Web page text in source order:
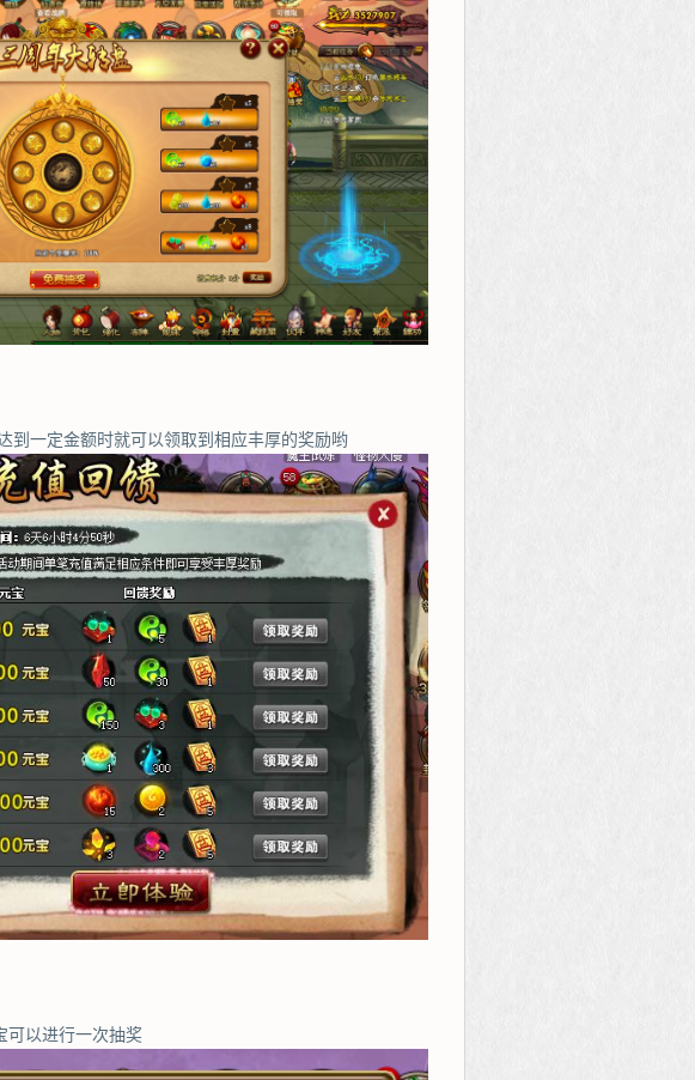
到一定金额时就可以领取到相应丰厚的奖励哟
可以进行一次抽奖